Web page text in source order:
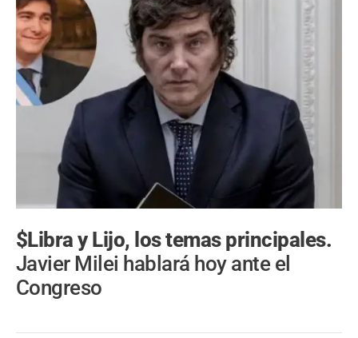
$Libra y Lijo, los temas principales.
Javier Milei hablará hoy ante el
Congreso